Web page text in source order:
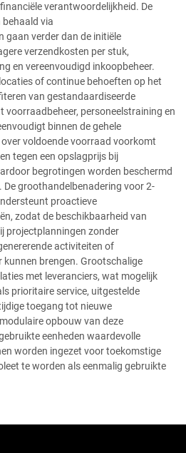
verantwoordelijkheid. De
via
gaan verder dan de initiële
verzendkosten per stuk,
en vereenvoudigd inkoopbeheer.
of continue behoeften op het
van gestandaardiseerde
personeelstraining en
binnen de gehele
voldoende voorraad voorkomt
tegen een opslagprijs bij
begrotingen worden beschermd
groothandelbenadering voor 2-
proactieve
zodat de beschikbaarheid van
projectplanningen zonder
activiteiten of
kunnen brengen. Grootschalige
met leveranciers, wat mogelijk
prioritaire service, uitgestelde
toegang tot nieuwe
opbouw van deze
eenheden waardevolle
worden ingezet voor toekomstige
te worden als eenmalig gebruikte